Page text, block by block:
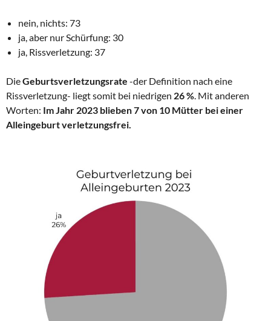
nein, nichts: 73
ja, aber nur Schürfung: 30
ja, Rissverletzung: 37
DieGeburtsverletzungsrate -der Definition nach eine
Rissverletzung- liegt somit bei niedrigen 26 % . Mit anderen
Worten: Im Jahr 2023 blieben 7 von 10 Mütter bei einer
Alleingeburt verletzungsfrei.